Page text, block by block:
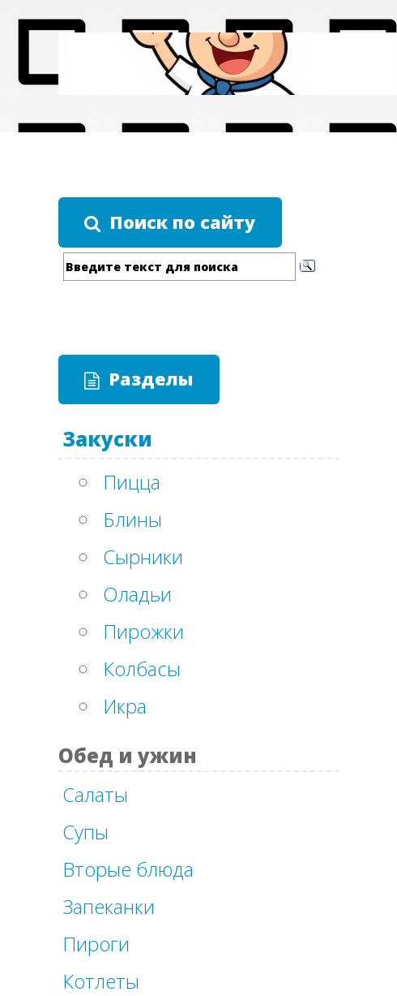
Поиск по сайту
Разделы
Закуски
Пицца
Блины
Сырники
Оладьи
Пирожки
Колбасы
Икра
Обед и ужин
Салаты
Супы
Вторые блюда
Запеканки
Пироги
Котлеты